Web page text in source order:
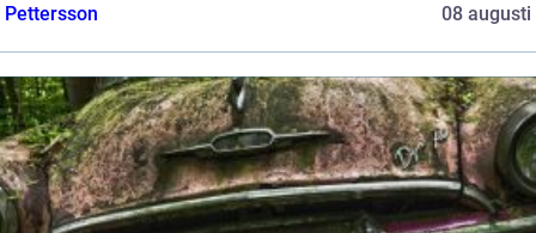
08 augusti